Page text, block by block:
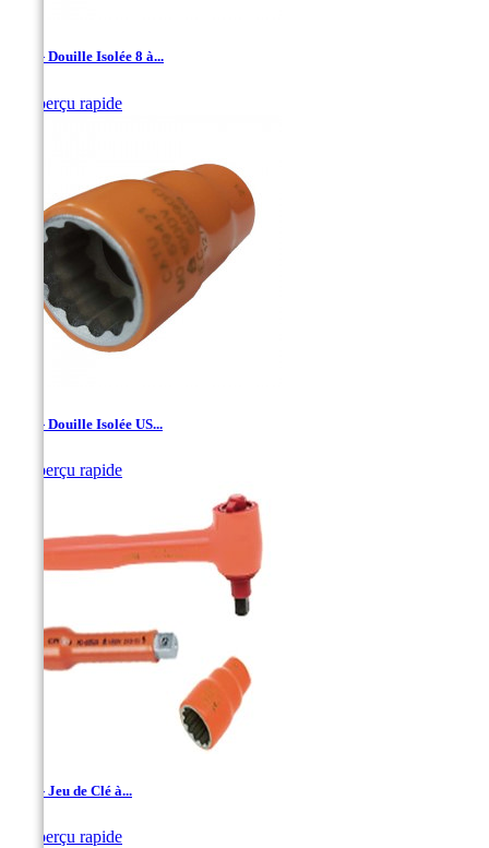
1/2'' - Douille Isolée 8 à...
Aperçu rapide
1/2'' - Douille Isolée US...
Aperçu rapide
1/2'' - Jeu de Clé à...
Aperçu rapide